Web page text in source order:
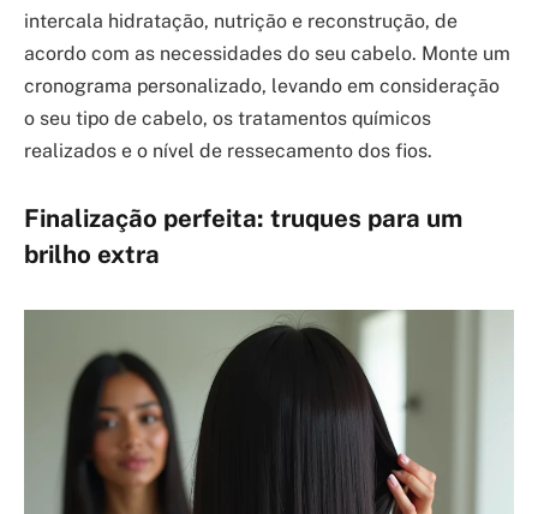
intercala hidratação, nutrição e reconstrução, de
acordo com as necessidades do seu cabelo. Monte um
cronograma personalizado, levando em consideração
o seu tipo de cabelo, os tratamentos químicos
realizados e o nível de ressecamento dos fios.
Finalização perfeita: truques para um
brilho extra